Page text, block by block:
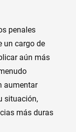
penales
un cargo de
aún más
aumentar
situación,
más duras